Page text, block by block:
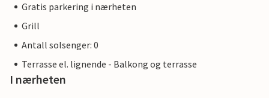
Gratis parkering i nærheten
Grill
Antall solsenger: 0
Terrasse el. lignende - Balkong og terrasse
I nærheten